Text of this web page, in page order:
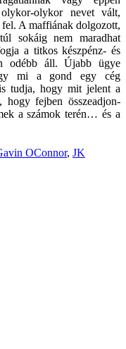
olykor nevet vált,
A maffiának dolgozott,
sokáig nem maradhat
a titkos készpénz- és
odébb áll. Újabb ügye
mi a gond egy cég
tudja, hogy mit jelent a
hogy fejben összeadjon-
a számok terén… és a
OConnor, JK